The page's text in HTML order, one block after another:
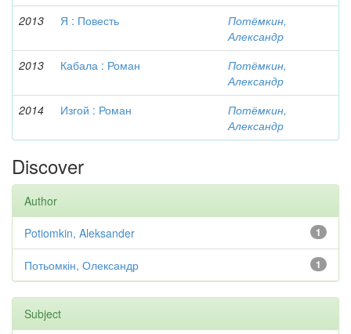
2013
Я : Повесть
Потёмкин,
Александр
2013
Кабала : Роман
Потёмкин,
Александр
2014
Изгой : Роман
Потёмкин,
Александр
Discover
Author
1
Potiomkin, Aleksander
1
Потьомкін, Олександр
Subject